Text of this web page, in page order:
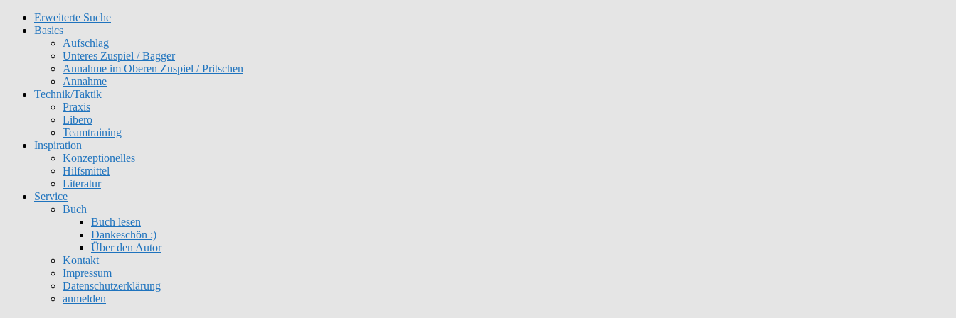
Erweiterte Suche
Basics
Aufschlag
Unteres Zuspiel / Bagger
Annahme im Oberen Zuspiel / Pritschen
Annahme
Technik/Taktik
Praxis
Libero
Teamtraining
Inspiration
Konzeptionelles
Hilfsmittel
Literatur
Service
Buch
Buch lesen
Dankeschön :)
Über den Autor
Kontakt
Impressum
Datenschutzerklärung
anmelden